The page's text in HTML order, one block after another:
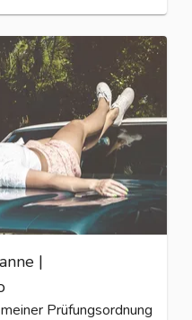
|
Prüfungsordnung